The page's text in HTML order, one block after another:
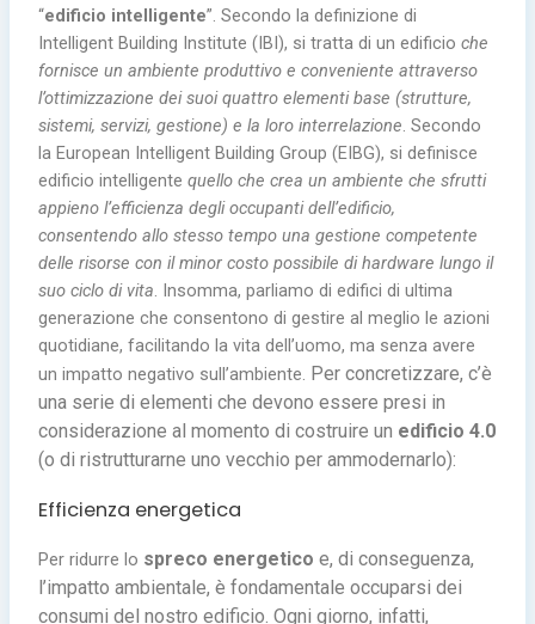
“edificio intelligente”. Secondo la definizione di
Intelligent Building Institute (IBI), si tratta di un edificioche
fornisce un ambiente produttivo e conveniente attraverso
l’ottimizzazione dei suoi quattro elementi base (strutture,
sistemi, servizi, gestione) e la loro interrelazione. Secondo
la European Intelligent Building Group (EIBG), si definisce
edificio intelligentequello che crea un ambiente che sfrutti
appieno l’efficienza degli occupanti dell’edificio,
consentendo allo stesso tempo una gestione competente
delle risorse con il minor costo possibile di hardware lungo il
suo ciclo di vita. Insomma, parliamo di edifici di ultima
generazione che consentono di gestire al meglio le azioni
quotidiane, facilitando la vita dell’uomo, ma senza avere
un impatto negativo sull’ambiente. Per concretizzare, c’è
una serie di elementi che devono essere presi in
considerazione al momento di costruire un edificio 4.0
(o di ristrutturarne uno vecchio per ammodernarlo):
Efficienza energetica
Per ridurre lo spreco energetico e, di conseguenza,
l’impatto ambientale, è fondamentale occuparsi dei
consumi del nostro edificio. Ogni giorno, infatti,